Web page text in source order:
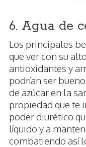
6. Agua de
Los principales
que ver con su
antioxidantes y
podrían ser
de azúcar en la
propiedad que te
poder diurético
líquido y a
combatiendo así